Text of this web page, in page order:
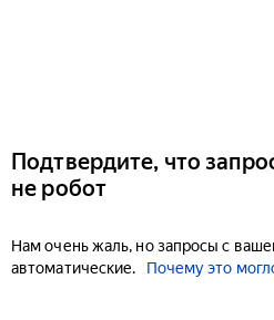
Подтвердите, что
не робот
Нам очень жаль, но запросы с
автоматические.
Почему это